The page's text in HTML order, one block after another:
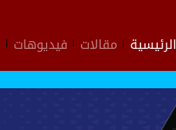
الرئيسية مقالات فيديوهات